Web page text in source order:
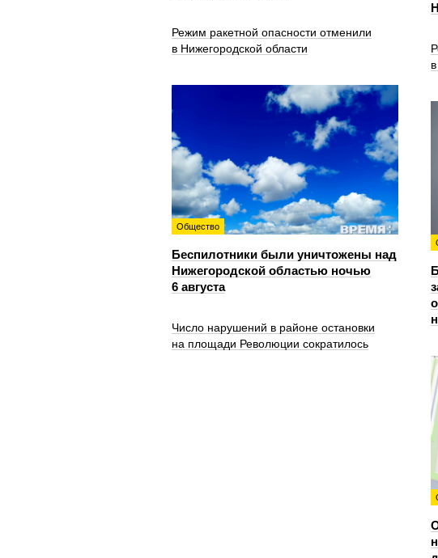
Режим ракетной опасности отменили
в Нижегородской области
Общество
Беспилотники были уничтожены над
Нижегородской областью ночью
6 августа
Число нарушений в районе остановки
на площади Революции сократилось